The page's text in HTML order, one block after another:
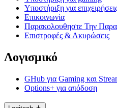
Υποστήριξη για
Επικοινωνία
Παρακολουθηστε Την
Επιστροφές & Ακυρώσεις
Λογισμικό
GHub για Gaming και
Options+ για απόδοση